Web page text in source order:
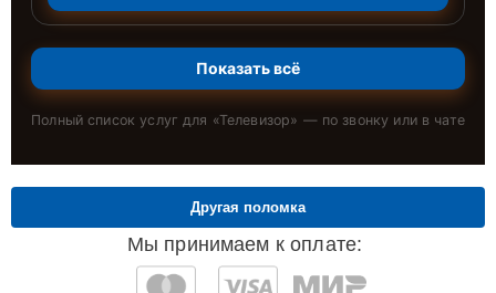
Показать всё
Полный список услуг для «Телевизор» — по звонку или в чате
Мы принимаем к оплате:
Другая поломка